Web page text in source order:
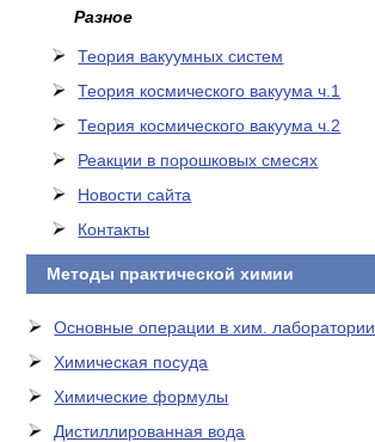
Разное
Теория вакуумных систем
Теория космического вакуума ч.1
Теория космического вакуума ч.2
Реакции в порошковых смесях
Новости сайта
Контакты
Методы практической химии
Основные операции в хим. лаборатории
Химическая посуда
Химические формулы
Дистиллированная вода